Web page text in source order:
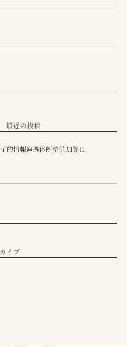
最近の投稿
的情報連携体制整備加算に
イブ